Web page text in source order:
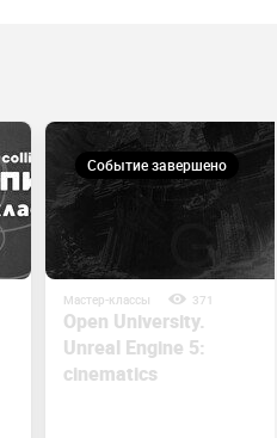
Событие завершено
Мастер-классы 371
Open University.
Unreal Engine 5:
cinematics